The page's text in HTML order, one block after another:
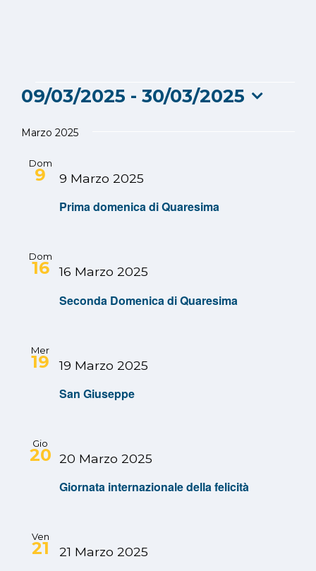
Eventi
09/03/2025 - 30/03/2025
la
Marzo 2025
Dom
9
Prima domenica di Quaresima
9 Marzo 2025
Dom
16
Seconda Domenica di Quaresima
16 Marzo 2025
Mer
19
San Giuseppe
19 Marzo 2025
Gio
20
Giornata internazionale della felicità
20 Marzo 2025
Ven
21 21 Marzo 2025